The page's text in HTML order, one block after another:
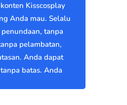
Kisscosplay
Anda mau. Selalu
tanpa
pelambatan,
Anda dapat
batas. Anda